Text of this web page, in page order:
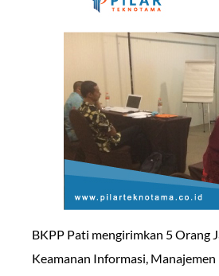
BKPP Pati mengirimkan 5 Orang
Keamanan Informasi,